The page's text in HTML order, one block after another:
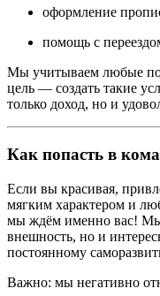
оформление
помощь с
Мы учитываем любые
цель — создать такие
только доход, но и
Как попасть в
Если вы красивая,
мягким характером и
мы ждём именно вас!
внешность, но и
постоянному
Важно: мы негативно